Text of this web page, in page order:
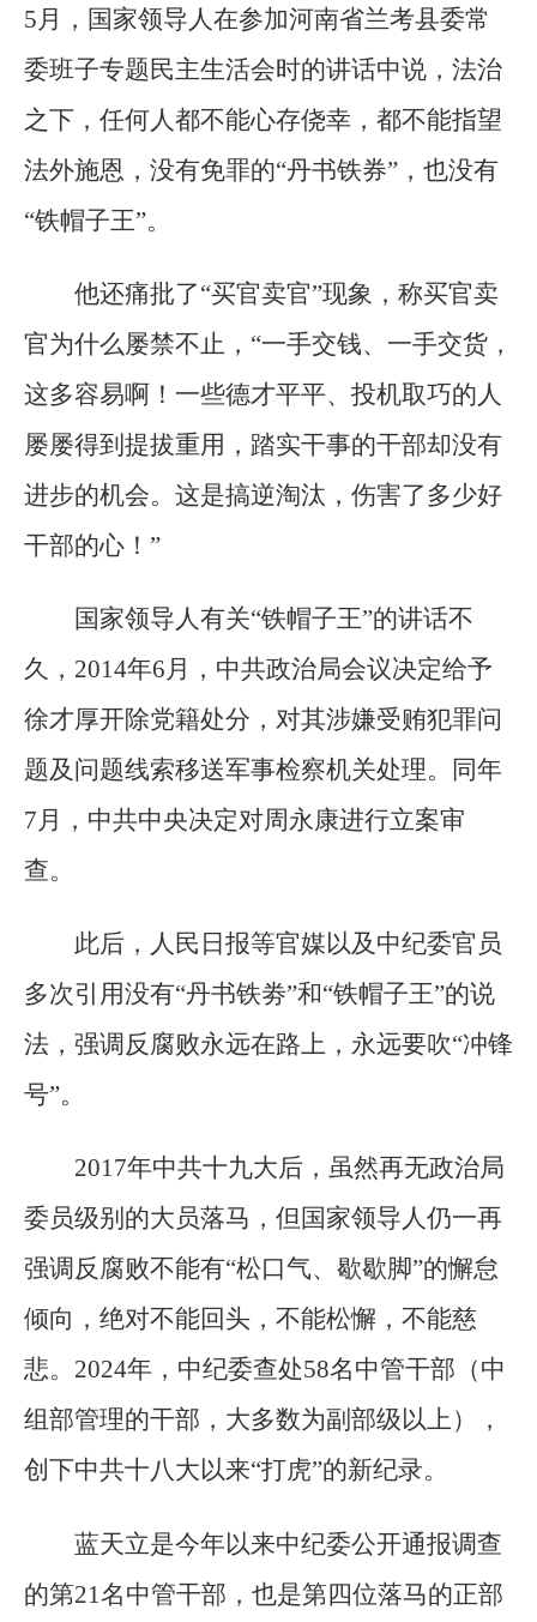
5月，国家领导人在参加河南省兰考县委常
委班子专题民主生活会时的讲话中说，法治
之下，任何人都不能心存侥幸，都不能指望
法外施恩，没有免罪的“丹书铁券”，也没有
“铁帽子王”。
他还痛批了“买官卖官”现象，称买官卖
官为什么屡禁不止，“一手交钱、一手交货，
这多容易啊！一些德才平平、投机取巧的人
屡屡得到提拔重用，踏实干事的干部却没有
进步的机会。这是搞逆淘汰，伤害了多少好
干部的心！”
国家领导人有关“铁帽子王”的讲话不
久，2014年6月，中共政治局会议决定给予
徐才厚开除党籍处分，对其涉嫌受贿犯罪问
题及问题线索移送军事检察机关处理。同年
7月，中共中央决定对周永康进行立案审
查。
此后，人民日报等官媒以及中纪委官员
多次引用没有“丹书铁劵”和“铁帽子王”的说
法，强调反腐败永远在路上，永远要吹“冲锋
号”。
2017年中共十九大后，虽然再无政治局
委员级别的大员落马，但国家领导人仍一再
强调反腐败不能有“松口气、歇歇脚”的懈怠
倾向，绝对不能回头，不能松懈，不能慈
悲。2024年，中纪委查处58名中管干部（中
组部管理的干部，大多数为副部级以上），
创下中共十八大以来“打虎”的新纪录。
蓝天立是今年以来中纪委公开通报调查
的第21名中管干部，也是第四位落马的正部